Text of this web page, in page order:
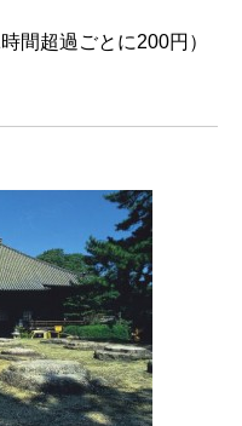
間超過ごとに200円）